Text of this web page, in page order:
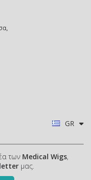
GR
των Medical Wigs,
μας.